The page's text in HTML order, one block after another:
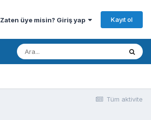
Zaten üye misin? Giriş yap Kayıt ol
Tüm aktivite